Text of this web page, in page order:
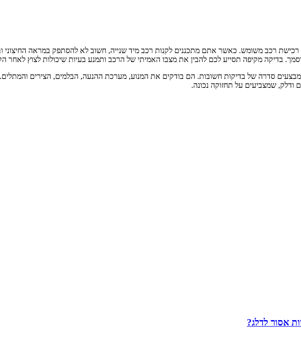
רכישת רכב משומש. כאשר אתם מתכננים לקנות רכב מיד שנייה, חשוב לא להסתפק במראה
בדיקה מקיפה תסייע לכם להבין את מצבו האמיתי של הרכב ותמנע בעיות שיכולות לצוץ לאחר
מבצעים סדרה של בדיקות חשובות. הם בודקים את המנוע, מערכת ההנעה, הבלמים, הצירים
ודלק, שמצביעים על תחזוקה נכונה.
אסור לדלג?